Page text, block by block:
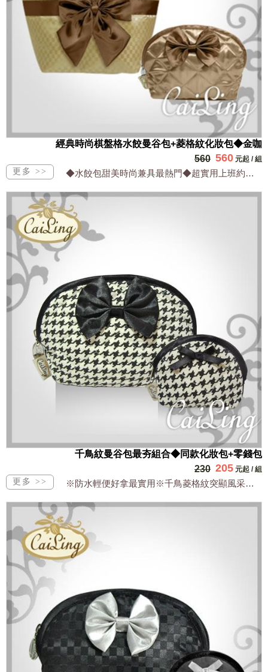
經典時尚棋盤格水餃曼谷包+菱格紋化妝包◆金咖
560 560 元起 /組
◆水餃包甜美時尚兼具最熱門◆超實用上班約會逛街最適合◆LV同款棋盤格最經典好搭配...
千鳥紋曼谷包最夯組合◆同款化妝包+零錢包
230 205 元起 /組
※防水輕便好拿最實用※千鳥菱格紋突顯風采※明星商品萬用多功能